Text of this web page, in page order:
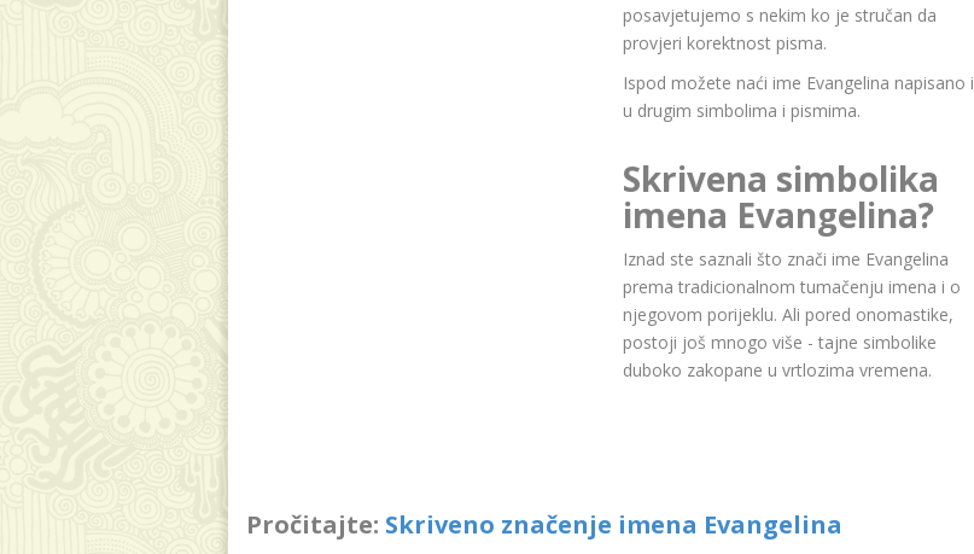
posavjetujemo s nekim ko je stručan da
provjeri korektnost pisma.
Ispod možete naći ime Evangelina napisano i
u drugim simbolima i pismima.
Skrivena simbolika
imena Evangelina?
Iznad ste saznali što znači ime Evangelina
prema tradicionalnom tumačenju imena i o
njegovom porijeklu. Ali pored onomastike,
postoji još mnogo više - tajne simbolike
duboko zakopane u vrtlozima vremena.
Pročitajte: Skriveno značenje imena Evangelina